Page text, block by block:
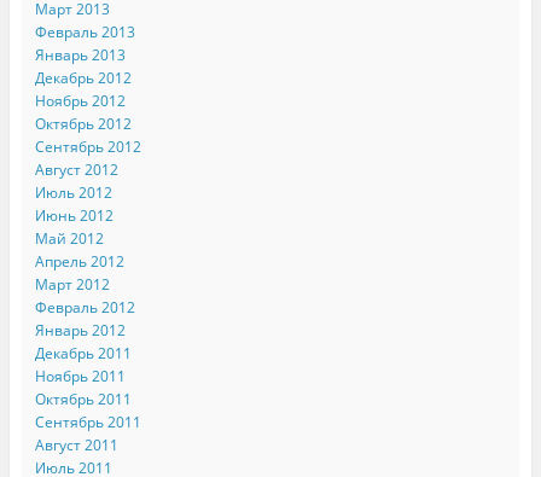
Март 2013
Февраль 2013
Январь 2013
Декабрь 2012
Ноябрь 2012
Октябрь 2012
Сентябрь 2012
Август 2012
Июль 2012
Июнь 2012
Май 2012
Апрель 2012
Март 2012
Февраль 2012
Январь 2012
Декабрь 2011
Ноябрь 2011
Октябрь 2011
Сентябрь 2011
Август 2011
Июль 2011